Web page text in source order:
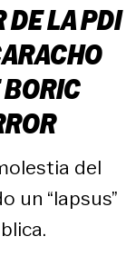
DE LA PDI
del
un “lapsus”